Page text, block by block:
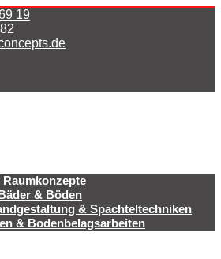
19
& Böden
& Spachteltechniken
& Bodenbelagsarbeiten